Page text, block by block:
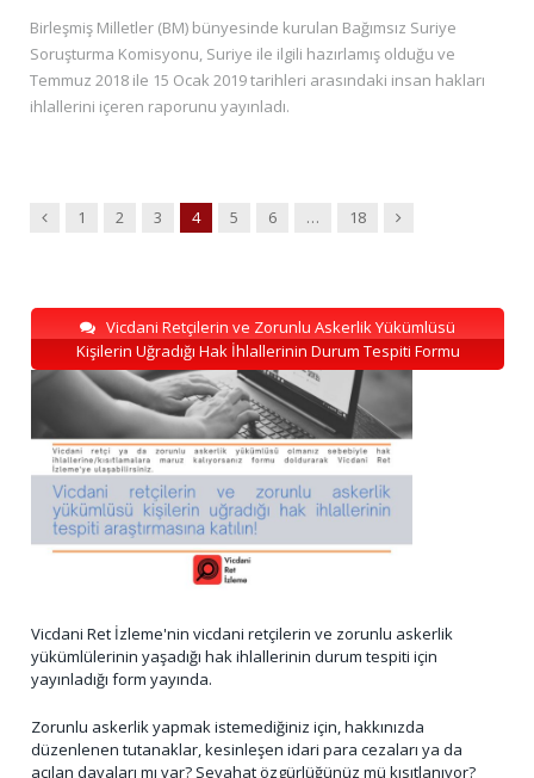
Birleşmiş Milletler (BM) bünyesinde kurulan Bağımsız Suriye
Soruşturma Komisyonu, Suriye ile ilgili hazırlamış olduğu ve
Temmuz 2018 ile 15 Ocak 2019 tarihleri arasındaki insan hakları
ihlallerini içeren raporunu yayınladı.
Previous
1 2 3 4 5 6 … 18 Next
Vicdani Retçilerin ve Zorunlu Askerlik Yükümlüsü
Kişilerin Uğradığı Hak İhlallerinin Durum Tespiti Formu
Vicdani Ret İzleme'nin vicdani retçilerin ve zorunlu askerlik
yükümlülerinin yaşadığı hak ihlallerinin durum tespiti için
yayınladığı form yayında.
Zorunlu askerlik yapmak istemediğiniz için, hakkınızda
düzenlenen tutanaklar, kesinleşen idari para cezaları ya da
açılan davaları mı var? Seyahat özgürlüğünüz mü kısıtlanıyor?